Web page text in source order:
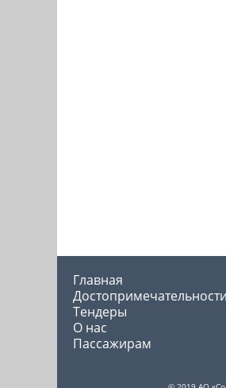
Главная
Тендеры
О нас
Пассажирам